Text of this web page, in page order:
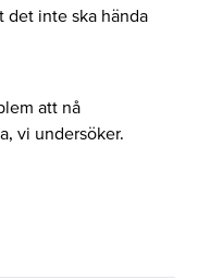
det inte ska hända
att nå
vi undersöker.